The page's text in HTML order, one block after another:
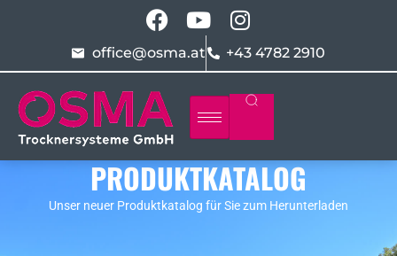
office@osma.at +43 4782 2910
PRODUKTKATALOG
Unser neuer Produktkatalog für Sie zum Herunterladen